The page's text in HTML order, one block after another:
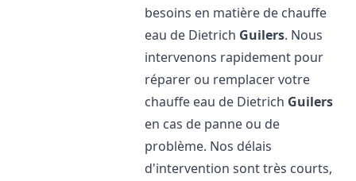
besoins en matière de chauffe
eau de Dietrich Guilers. Nous
intervenons rapidement pour
réparer ou remplacer votre
chauffe eau de Dietrich Guilers
en cas de panne ou de
problème. Nos délais
d'intervention sont très courts,